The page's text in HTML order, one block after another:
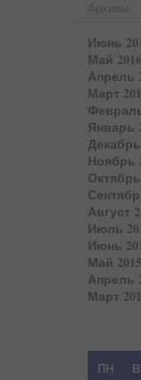
Архивы
Июнь
Май 2016
Апрель
Март
Январь
Декабрь
Ноябрь
Октябрь
Август
Июль
Июнь
Май 2015
Апрель
Март
ПН